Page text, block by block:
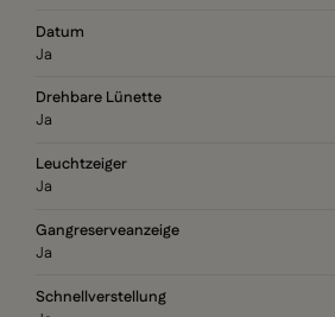
Datum
Ja
Drehbare Lünette
Ja
Leuchtzeiger
Ja
Gangreserveanzeige
Ja
Schnellverstellung